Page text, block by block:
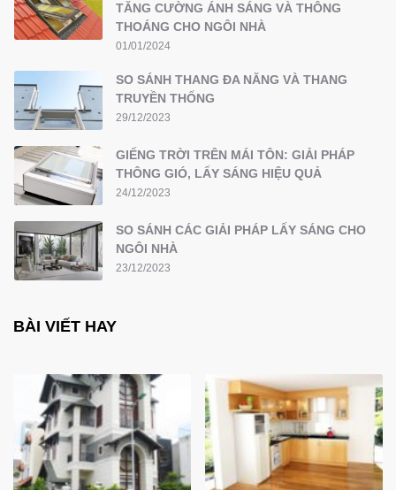
TĂNG CƯỜNG ÁNH SÁNG VÀ THÔNG
THOÁNG CHO NGÔI NHÀ
01/01/2024
SO SÁNH THANG ĐA NĂNG VÀ THANG
TRUYỀN THỐNG
29/12/2023
GIẾNG TRỜI TRÊN MÁI TÔN: GIẢI PHÁP
THÔNG GIÓ, LẤY SÁNG HIỆU QUẢ
24/12/2023
SO SÁNH CÁC GIẢI PHÁP LẤY SÁNG CHO
NGÔI NHÀ
23/12/2023
BÀI VIẾT HAY